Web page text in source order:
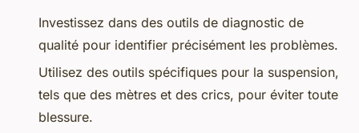
Investissez dans des outils de diagnostic de
qualité pour identifier précisément les problèmes.
Utilisez des outils spécifiques pour la suspension,
tels que des mètres et des crics, pour éviter toute
blessure.